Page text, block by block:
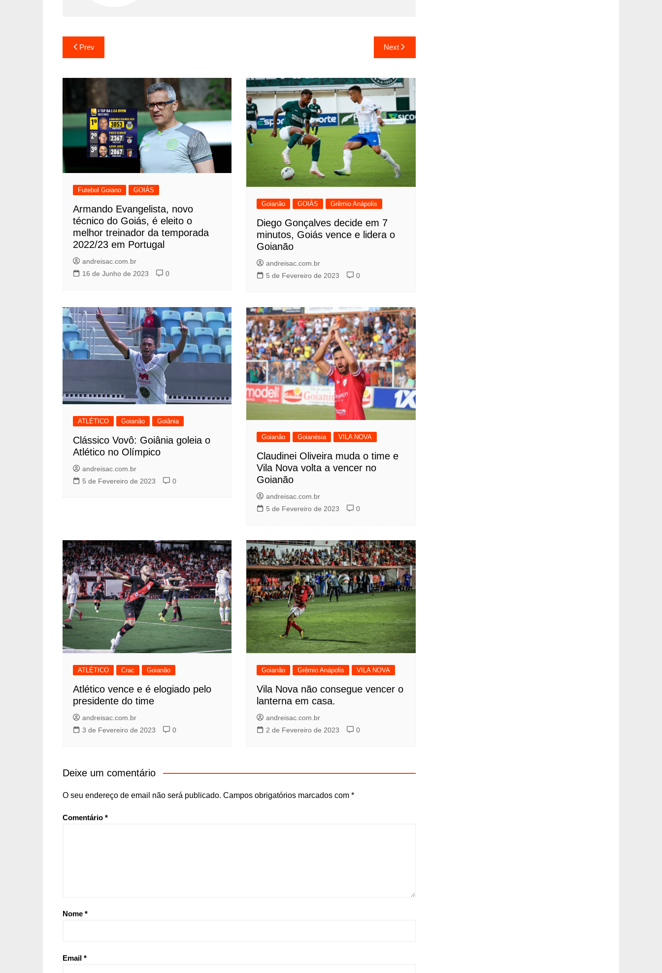
Prev Next
Futebol Goiano GOIÁS
Armando Evangelista, novo
técnico do Goiás, é eleito o
melhor treinador da temporada
2022/23 em Portugal
andreisac.com.br
16 de Junho de 2023
0
Goianão GOIÁS Grêmio Anápolis
Diego Gonçalves decide em 7
minutos, Goiás vence e lidera o
Goianão
andreisac.com.br
5 de Fevereiro de 2023
0
ATLÉTICO Goianão Goiânia
Clássico Vovô: Goiânia goleia o
Atlético no Olímpico
andreisac.com.br
5 de Fevereiro de 2023
0
Goianão Goianésia VILA NOVA
Claudinei Oliveira muda o time e
Vila Nova volta a vencer no
Goianão
andreisac.com.br
5 de Fevereiro de 2023
0
ATLÉTICO Crac Goianão
Atlético vence e é elogiado pelo
presidente do time
andreisac.com.br
3 de Fevereiro de 2023
0
Goianão Grêmio Anápolis VILA NOVA
Vila Nova não consegue vencer o
lanterna em casa.
andreisac.com.br
2 de Fevereiro de 2023
0
Deixe um comentário
O seu endereço de email não será publicado. Campos obrigatórios marcados com *
Comentário *
Nome *
Email *